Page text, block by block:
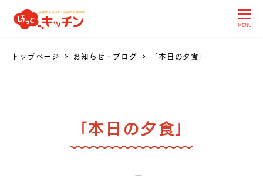
MENU
トップページ お知らせ・ブログ 「本日の夕食」
「本日の夕食」